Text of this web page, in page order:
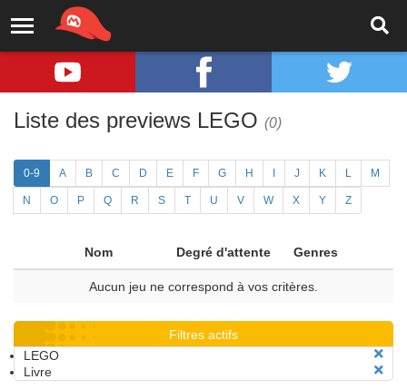
Liste des previews LEGO (0)
0-9 A B C D E F G H J K L M
N O P Q R S T U V W X Y Z
Nom Degré d'attente Genres
Aucun jeu ne correspond à vos critères.
Filtres actifs
LEGO
Livre